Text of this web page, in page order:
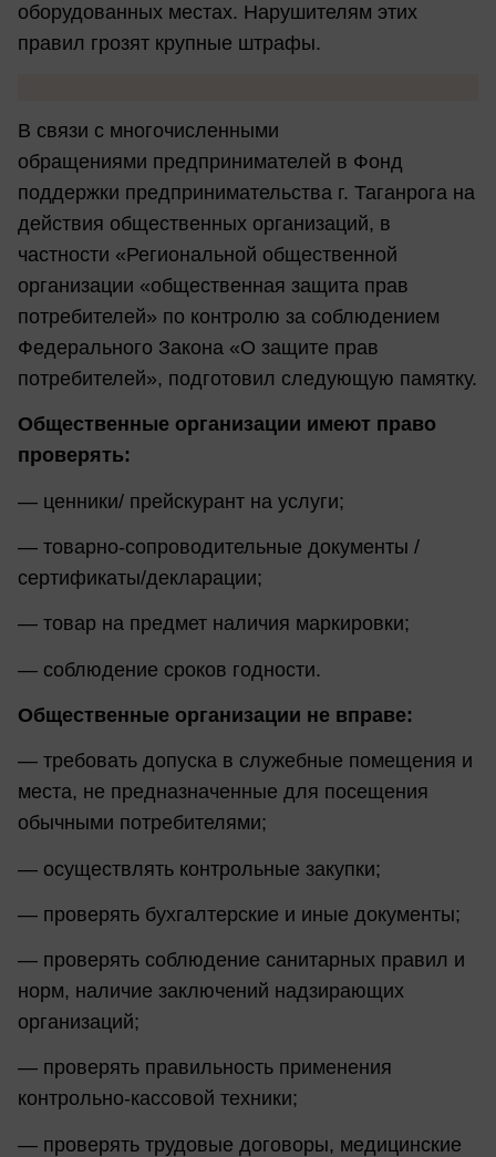
оборудованных местах. Нарушителям этих
правил грозят крупные штрафы.
В связи с многочисленными
обращениями предпринимателей в Фонд
поддержки предпринимательства г. Таганрога на
действия общественных организаций, в
частности «Региональной общественной
организации «общественная защита прав
потребителей» по контролю за соблюдением
Федерального Закона «О защите прав
потребителей», подготовил следующую памятку.
Общественные организации имеют право
проверять:
— ценники/ прейскурант на услуги;
— товарно-сопроводительные документы /
сертификаты/декларации;
— товар на предмет наличия маркировки;
— соблюдение сроков годности.
Общественные организации не вправе:
— требовать допуска в служебные помещения и
места, не предназначенные для посещения
обычными потребителями;
— осуществлять контрольные закупки;
— проверять бухгалтерские и иные документы;
— проверять соблюдение санитарных правил и
норм, наличие заключений надзирающих
организаций;
— проверять правильность применения
контрольно-кассовой техники;
— проверять трудовые договоры, медицинские